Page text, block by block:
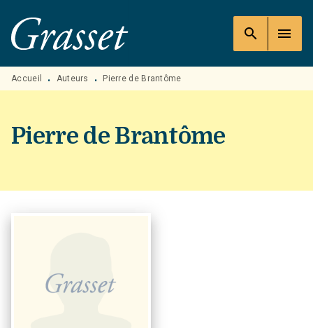
MENU RECHERCHE
PIED DE PAGE
search menu
Accueil • Auteurs • Pierre de Brantôme
Pierre de Brantôme